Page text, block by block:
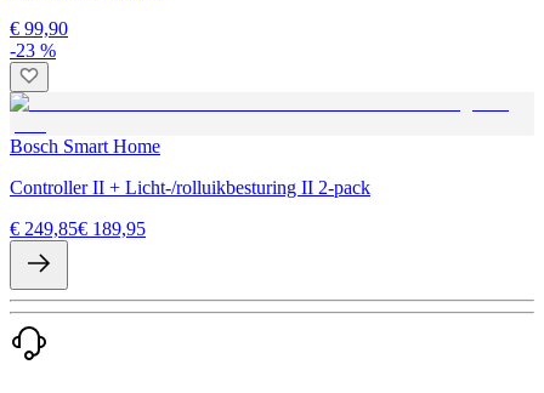
€ 99,90
-23 %
Bosch Smart Home
Controller II + Licht-/rolluikbesturing II 2-pack
€ 249,85€ 189,95